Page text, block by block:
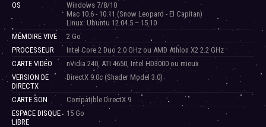
OS
Windows 7/8/10
Mac 10.6 - 10.11 (Snow Leopard - El Capitan)
Linux: Ubuntu 12.04.5 – 15.10
MÉMOIRE VIVE
2 Go
PROCESSEUR
Intel Core 2 Duo 2.0 GHz ou AMD Athlon X2 2.2 GHz
CARTE VIDÉO
nVidia 240, ATI 4650, Intel HD3000 ou mieux
VERSION DE
DIRECTX
DirectX 9.0c (Shader Model 3.0)
CARTE SON
Compatible DirectX 9
ESPACE DISQUE
LIBRE
15 Go